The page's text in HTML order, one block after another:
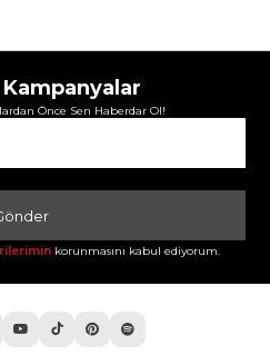
Önce Sen Haberdar Ol!
korunmasını kabul ediyorum.